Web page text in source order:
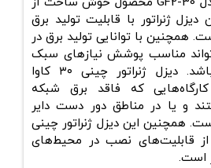
ژنراتور با قابلیت تولید برق
همچنین با توانایی تولید برق در
کاوا می‌تواند مناسب پوشش نیازهای سبک
دیزل ژنراتور چینی ۳۰ کاوا
که فاقد برق شبکه
و یا در مناطق دور دست دایر
همچنین این دیزل ژنراتور چینی
از قابلیت‌های نصب در محیط‌های
است.